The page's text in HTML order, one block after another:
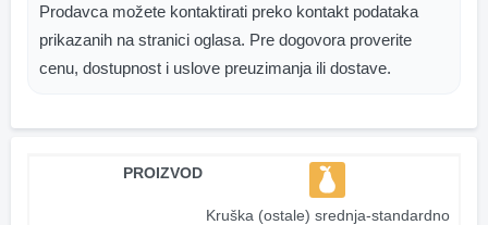
Prodavca možete kontaktirati preko kontakt podataka
prikazanih na stranici oglasa. Pre dogovora proverite
cenu, dostupnost i uslove preuzimanja ili dostave.
PROIZVOD
Kruška (ostale) srednja-standardno